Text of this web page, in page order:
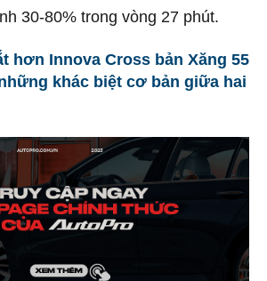
30-80% trong vòng 27 phút.
hơn Innova Cross bản Xăng 55
khác biệt cơ bản giữa hai